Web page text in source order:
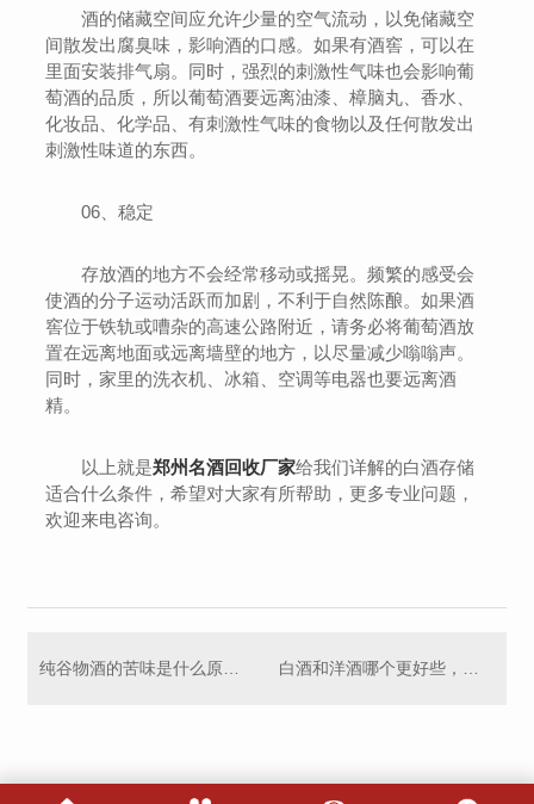
酒的储藏空间应允许少量的空气流动，以免储藏空
间散发出腐臭味，影响酒的口感。如果有酒窖，可以在
里面安装排气扇。同时，强烈的刺激性气味也会影响葡
萄酒的品质，所以葡萄酒要远离油漆、樟脑丸、香水、
化妆品、化学品、有刺激性气味的食物以及任何散发出
刺激性味道的东西。
06、稳定
存放酒的地方不会经常移动或摇晃。频繁的感受会
使酒的分子运动活跃而加剧，不利于自然陈酿。如果酒
窖位于铁轨或嘈杂的高速公路附近，请务必将葡萄酒放
置在远离地面或远离墙壁的地方，以尽量减少嗡嗡声。
同时，家里的洗衣机、冰箱、空调等电器也要远离酒
精。
以上就是郑州名酒回收厂家给我们详解的白酒存储
适合什么条件，希望对大家有所帮助，更多专业问题，
欢迎来电咨询。
纯谷物酒的苦味是什么原因引起的！ 白酒和洋酒哪个更好些，哪个和起来比较上头？